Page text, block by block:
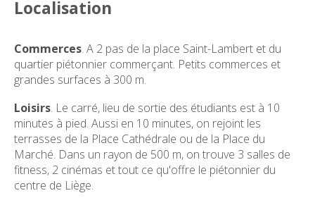
Localisation
Commerces. A 2 pas de la place Saint-Lambert et du
quartier piétonnier commerçant. Petits commerces et
grandes surfaces à 300 m.
Loisirs. Le carré, lieu de sortie des étudiants est à 10
minutes à pied. Aussi en 10 minutes, on rejoint les
terrasses de la Place Cathédrale ou de la Place du
Marché. Dans un rayon de 500 m, on trouve 3 salles de
fitness, 2 cinémas et tout ce qu'offre le piétonnier du
centre de Liège.